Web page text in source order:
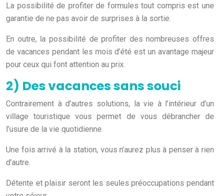
La possibilité de profiter de formules tout compris est une
garantie de ne pas avoir de surprises à la sortie.
En outre, la possibilité de profiter des nombreuses offres
de vacances pendant les mois d’été est un avantage majeur
pour ceux qui font attention au prix.
2) Des vacances sans souci
Contrairement à d’autres solutions, la vie à l’intérieur d’un
village touristique vous permet de vous débrancher de
l’usure de la vie quotidienne.
Une fois arrivé à la station, vous n’aurez plus à penser à rien
d’autre.
Détente et plaisir seront les seules préoccupations pendant